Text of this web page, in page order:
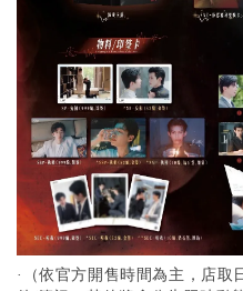
·（依官方開售時間為主，店取